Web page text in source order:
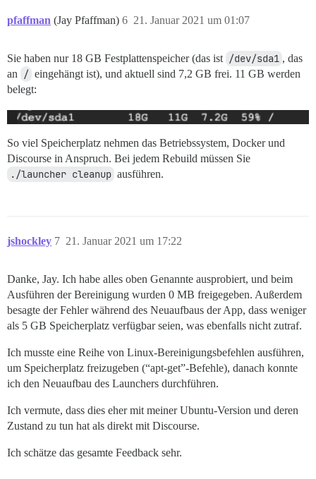
pfaffman (Jay Pfaffman) 21. Januar 2021 um 01:07
6
Sie haben nur 18 GB Festplattenspeicher (das ist /dev/sda1 , das
an
/ eingehängt ist), und aktuell sind 7,2 GB frei. 11 GB werden
belegt:
So viel Speicherplatz nehmen das Betriebssystem, Docker und
Discourse in Anspruch. Bei jedem Rebuild müssen Sie
./launcher cleanup ausführen.
jshockley 21. Januar 2021 um 17:22
7
Danke, Jay. Ich habe alles oben Genannte ausprobiert, und beim
Ausführen der Bereinigung wurden 0 MB freigegeben. Außerdem
besagte der Fehler während des Neuaufbaus der App, dass weniger
als 5 GB Speicherplatz verfügbar seien, was ebenfalls nicht zutraf.
Ich musste eine Reihe von Linux-Bereinigungsbefehlen ausführen,
um Speicherplatz freizugeben (“apt-get”-Befehle), danach konnte
ich den Neuaufbau des Launchers durchführen.
Ich vermute, dass dies eher mit meiner Ubuntu-Version und deren
Zustand zu tun hat als direkt mit Discourse.
Ich schätze das gesamte Feedback sehr.